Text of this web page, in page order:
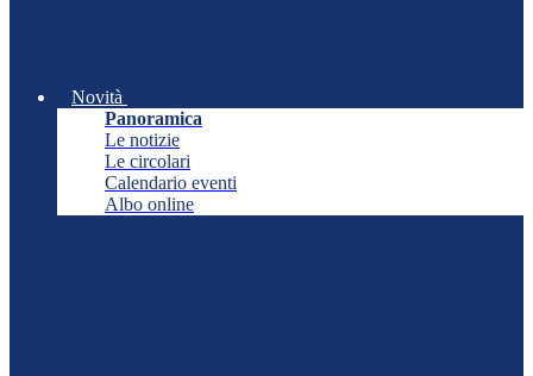
Novità
Panoramica
Le notizie
Le circolari
Calendario eventi
Albo online